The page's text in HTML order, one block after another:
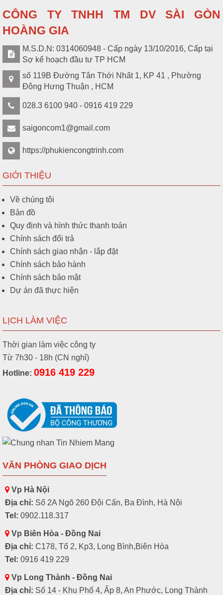
S004677
Motor cổng xếp inox tự
Liên hệ
S004676
Cổng xếp tự động SUS
inox 304
S004461
cổng hơn 2M/ cánh.
S004460
Bình lưu điện UPS ARES
CÔNG TY TNHH TM DV SÀI GÒN
HOÀNG GIA
M.S.D.N: 0314060948 - Cấp ngày 13/10/2016, Cấp tại
Sợ kế hoạch đầu tư TP HCM
số 119B Đường Tân Thới Nhất 1, KP 41 , Phường
Đông Hưng Thuận , HCM
028.3 6100 940 - 0916 419 229
saigoncom1@gmail.com
https://phukiencongtrinh.com
GIỚI THIỆU
Về chúng tôi
Bản đồ
Quy định và hình thức thanh toán
Chính sách đổi trả
Chính sách giao nhận - lắp đặt
Chính sách bảo hành
Chính sách bảo mật
Dự án đã thực hiện
LỊCH LÀM VIỆC
Thời gian làm việc công ty
Từ 7h30 - 18h (CN nghỉ)
Hotline: 0916 419 229
VĂN PHÒNG GIAO DỊCH
Vp Hà Nội
Địa chỉ: Số 2A Ngõ 260 Đội Cấn, Ba Đình, Hà Nội
Tel: 0902.118.317
Vp Biên Hòa - Đồng Nai
Địa chỉ: C178, Tổ 2, Kp3, Long Bình,Biên Hòa
Tel: 0916 419 229
Vp Long Thành - Đồng Nai
Địa chỉ: Số 14 - Khu Phố 4, Ấp 8, An Phước, Long Thành